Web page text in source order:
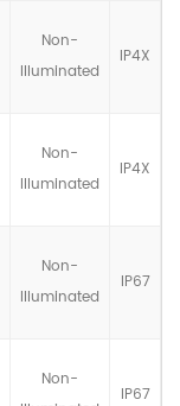
Non-
llluminated
IP4X
Non-
llluminated
IP4X
Non-
llluminated
IP67
Non-
IP67